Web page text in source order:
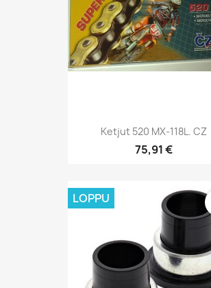
Ketjut 520 MX-118L. CZ
75,91 €
LOPPU